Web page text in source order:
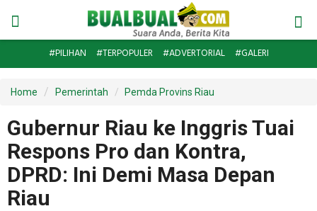
#PILIHAN #TERPOPULER #ADVERTORIAL #GALERI
Home Pemerintah Pemda Provins Riau
Gubernur Riau ke Inggris Tuai
Respons Pro dan Kontra,
DPRD: Ini Demi Masa Depan
Riau